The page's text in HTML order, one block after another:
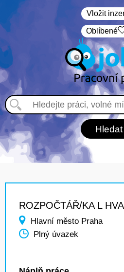
Vložit
Oblíbené
ROZPOČTÁŘ/KA L
Hlavní město Praha
Plný úvazek